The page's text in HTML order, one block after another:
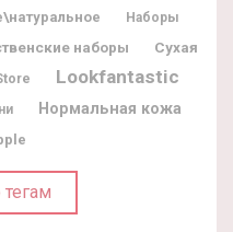
Наборы
наборы
Сухая
Lookfantastic
Нормальная кожа